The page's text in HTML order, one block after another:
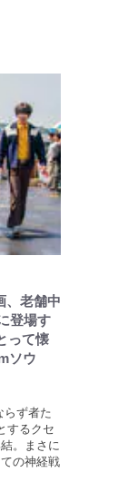
、老舗中
登場す
って懐
ソウ
らず者た
するクセ
。まさに
の神経戦